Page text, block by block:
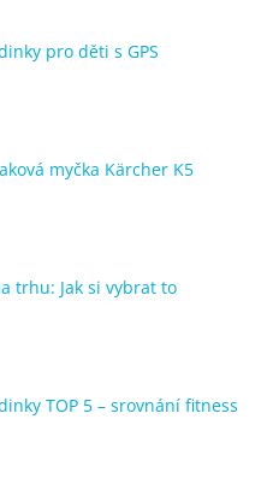
pro děti s GPS
myčka Kärcher K5
trhu: Jak si vybrat to
TOP 5 – srovnání fitness